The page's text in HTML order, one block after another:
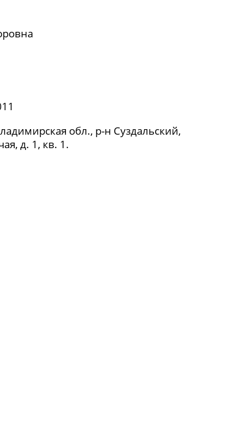
обл., р-н Суздальский,
д. 1, кв. 1.